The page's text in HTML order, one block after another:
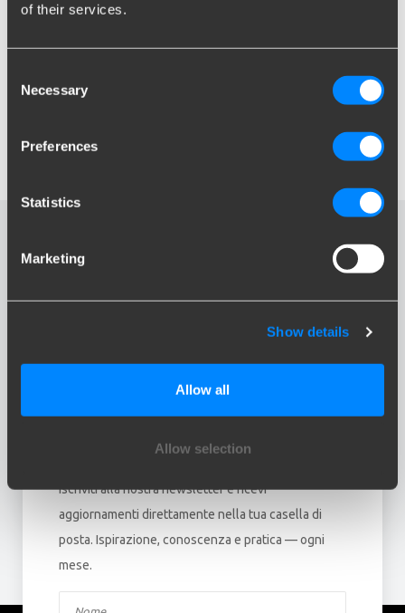
of their services.
Selection
Necessary
Preferences
Statistics
Marketing
Show details
Allow all
Allow selection
del prezzo lordo a quello netto?
La tua domanda non è
Si prega di contattare il nostro servizio clienti
Rimani aggiornato!
Iscriviti alla nostra newsletter e ricevi
aggiornamenti direttamente nella tua casella di
posta. Ispirazione, conoscenza e pratica — ogni
mese.